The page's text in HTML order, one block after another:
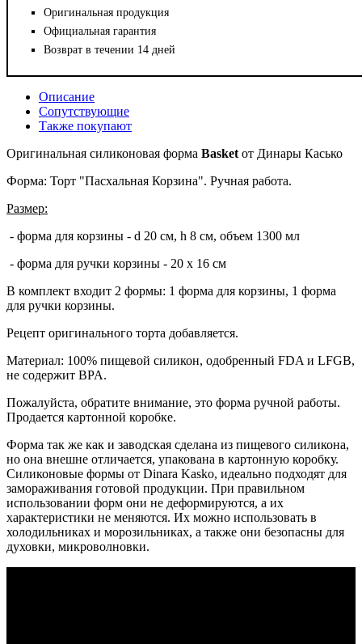
Оригинальная продукция
Официальная гарантия
Возврат в течении 14 дней
Описание
Сопутствующие
Также покупают
Оригинальная силиконовая форма Basket от Динары Касько
Форма: Торт "Пасхальная Корзина". Ручная работа.
Размер:
- форма для корзины - d 20 см, h 8 см, объем 1300 мл
- форма для ручки корзины - 20 x 16 см
В комплект входит 2 формы: 1 форма для корзины, 1 форма
для ручки корзины.
Рецепт оригинального торта добавляется.
Материал: 100% пищевой силикон, одобренный FDA и LFGB,
не содержит BPA.
Пожалуйста, обратите внимание, это форма ручной работы.
Продается картонной коробке.
Форма так же как и заводская сделана из пищевого силикона,
но она внешне отличается, упакована в картонную коробку.
Силиконовые формы от Dinara Kasko, идеально подходят для
замораживания готовой продукции. При правильном
использовании форм они не деформируются, а их
характеристики не меняются. Их можно использовать в
холодильниках и морозильниках, а также они безопасны для
духовки, микроволновки.